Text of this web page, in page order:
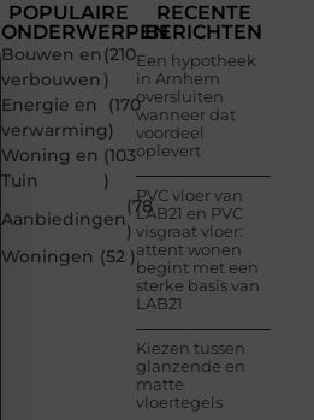
POPULAIRE
ONDERWERPEN
Bouwen en
verbouwen
(210
)
Energie en
verwarming
(170
)
Woning en
Tuin
(103
)
Aanbiedingen
(78
)
Woningen (52 )
RECENTE
BERICHTEN
Een hypotheek
in Arnhem
oversluiten
wanneer dat
voordeel
oplevert
PVC vloer van
LAB21 en PVC
visgraat vloer:
attent wonen
begint met een
sterke basis van
LAB21
Kiezen tussen
glanzende en
matte
vloertegels